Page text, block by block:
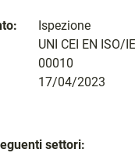
Ispezione
UNI CEI EN ISO/
00010
17/04/2023
settori: